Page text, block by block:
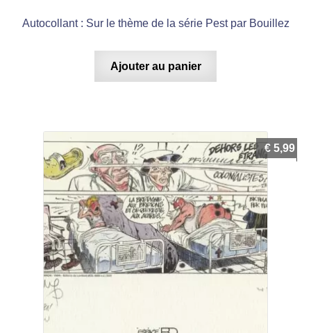
Autocollant : Sur le thème de la série Pest par Bouillez
Ajouter au panier
€ 5,99